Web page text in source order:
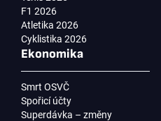
F1 2026
Atletika 2026
Cyklistika 2026
Ekonomika
Smrt OSVČ
Spořicí účty
Superdávka – změny